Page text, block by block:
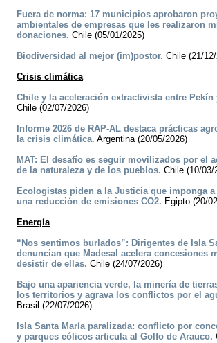
Fuera de norma: 17 municipios aprobaron
ambientales de empresas que les realizaron
donaciones. Chile (05/01/2025)
Biodiversidad al mejor (im)postor. Chile (21/
Crisis climática
Chile y la aceleración extractivista entre Pekín
Chile (02/07/2026)
Informe 2026 de RAP-AL destaca prácticas
la crisis climática. Argentina (20/05/2026)
MAT: El desafío es seguir movilizados por el
de la naturaleza y de los pueblos. Chile (10/03/
Ecologistas piden a la Justicia que imponga a
una reducción de emisiones CO2. Egipto (20/
Energía
“Nos sentimos burlados”: Dirigentes de Isla
denuncian que Madesal acelera concesiones
desistir de ellas. Chile (24/07/2026)
Bajo una apariencia verde, la minería de
los territorios y agrava los conflictos por el
Brasil (22/07/2026)
Isla Santa María paralizada: conflicto por
y parques eólicos articula al Golfo de Arauco.